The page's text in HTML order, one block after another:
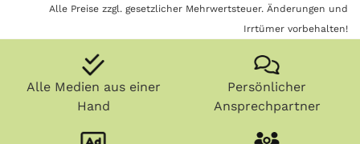
Alle Preise zzgl. gesetzlicher Mehrwertsteuer. Änderungen und
Irrtümer vorbehalten!
Alle Medien aus einer
Hand
Persönlicher
Ansprechpartner